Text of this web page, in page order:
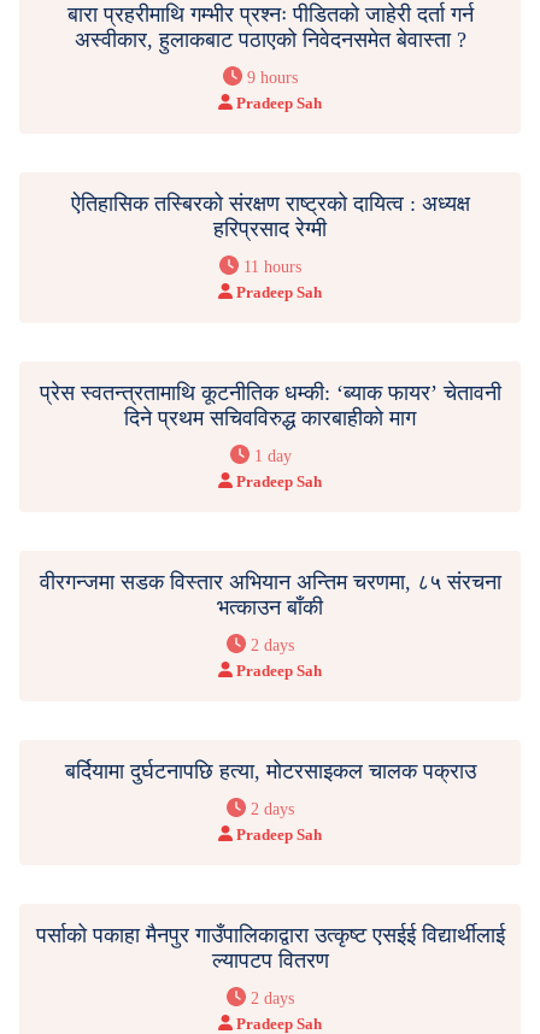
बारा प्रहरीमाथि गम्भीर प्रश्नः पीडितको जाहेरी दर्ता गर्न
अस्वीकार, हुलाकबाट पठाएको निवेदनसमेत बेवास्ता ?
9 hours
Pradeep Sah
ऐतिहासिक तस्बिरको संरक्षण राष्ट्रको दायित्व : अध्यक्ष
हरिप्रसाद रेग्मी
11 hours
Pradeep Sah
प्रेस स्वतन्त्रतामाथि कूटनीतिक धम्की: ‘ब्याक फायर’ चेतावनी
दिने प्रथम सचिवविरुद्ध कारबाहीको माग
1 day
Pradeep Sah
वीरगन्जमा सडक विस्तार अभियान अन्तिम चरणमा, ८५ संरचना
भत्काउन बाँकी
2 days
Pradeep Sah
बर्दियामा दुर्घटनापछि हत्या, मोटरसाइकल चालक पक्राउ
2 days
Pradeep Sah
पर्साको पकाहा मैनपुर गाउँपालिकाद्वारा उत्कृष्ट एसईई विद्यार्थीलाई
ल्यापटप वितरण
2 days
Pradeep Sah